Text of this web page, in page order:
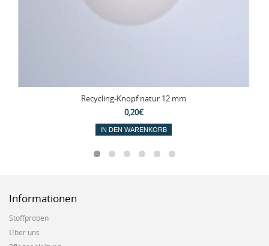
Recycling-Knopf natur 12 mm
0,20€
IN DEN WARENKORB
Informationen
Stoffproben
Über uns